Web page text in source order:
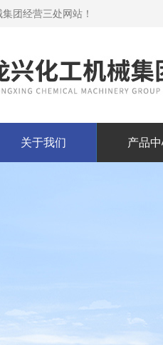
团经营三处网站！
关于我们 产品